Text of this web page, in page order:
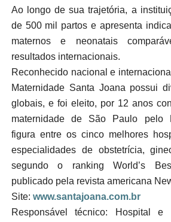
Ao longo de sua trajetória, a
de 500 mil partos e apresenta
maternos e neonatais
resultados internacionais.
Reconhecido nacional e
Maternidade Santa Joana possui
globais, e foi eleito, por 12 anos
maternidade de São Paulo pelo
figura entre os cinco melhores
especialidades de obstetrícia,
segundo o ranking World’s
publicado pela revista americana
Site: www.santajoana.com.br
Responsável técnico: Hospital e